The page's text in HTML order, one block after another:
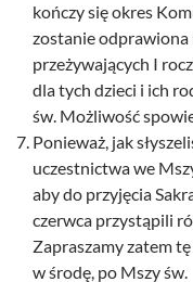
kończy się okres
zostanie odprawiona
przeżywających I
dla tych dzieci i ich
św. Możliwość
Ponieważ, jak
uczestnictwa we
aby do przyjęcia
czerwca przystąpili
Zapraszamy zatem
w środę, po Mszy św.